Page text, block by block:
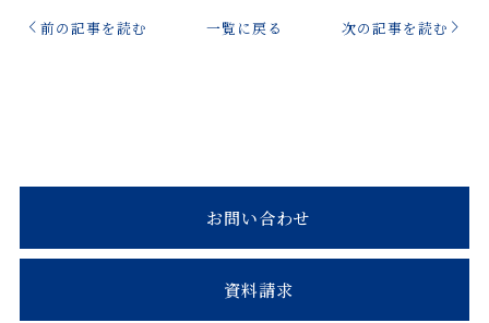
前の記事を読む 一覧に戻る 次の記事を読む
お問い合わせ
資料請求